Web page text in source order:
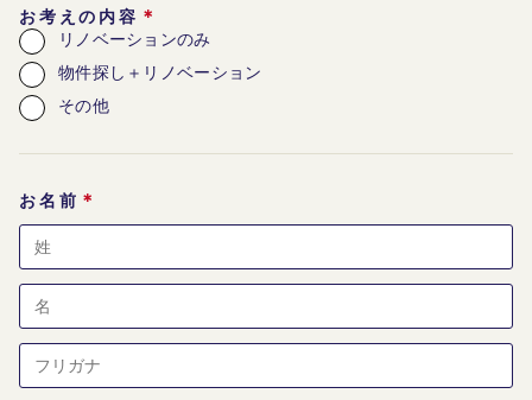
お考えの内容 ＊
リノベーションのみ
物件探し＋リノベーション
その他
お名前 ＊